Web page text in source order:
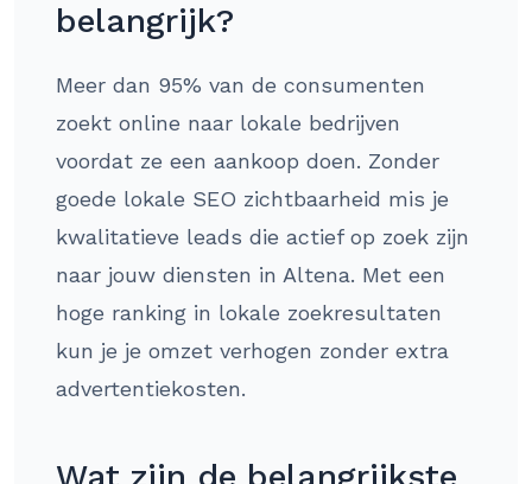
belangrijk?
Meer dan 95% van de consumenten
zoekt online naar lokale bedrijven
voordat ze een aankoop doen. Zonder
goede lokale SEO zichtbaarheid mis je
kwalitatieve leads die actief op zoek zijn
naar jouw diensten in Altena. Met een
hoge ranking in lokale zoekresultaten
kun je je omzet verhogen zonder extra
advertentiekosten.